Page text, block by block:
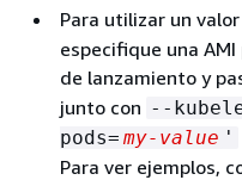
Para utilizar un
especifique una
de lanzamiento y
junto con --
pods= my-value '
Para ver ejemplos,